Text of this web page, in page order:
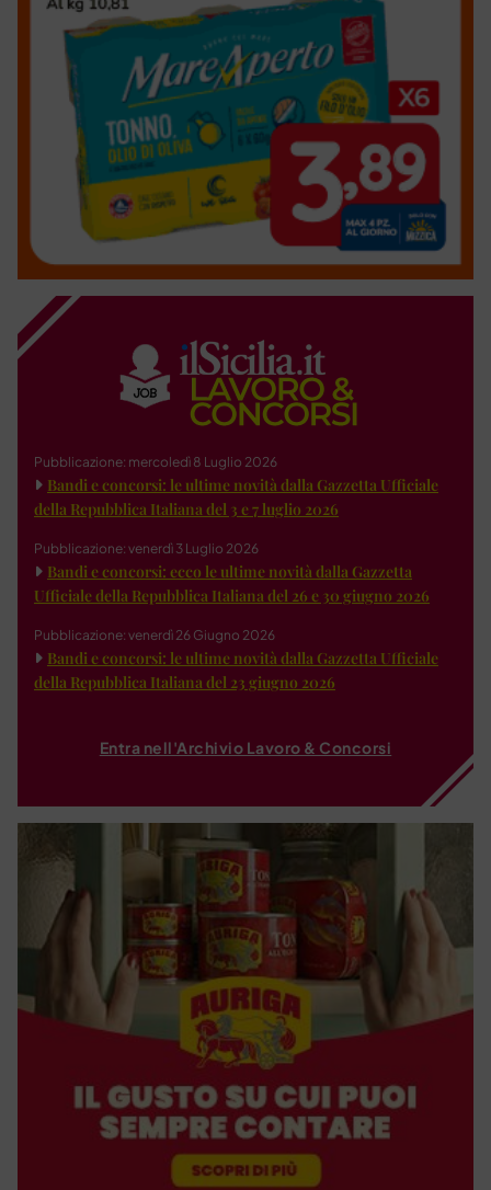
Pubblicazione: mercoledì 8 Luglio 2026
Bandi e concorsi: le ultime novità dalla Gazzetta Ufficiale
della Repubblica Italiana del 3 e 7 luglio 2026
Pubblicazione: venerdì 3 Luglio 2026
Bandi e concorsi: ecco le ultime novità dalla Gazzetta
Ufficiale della Repubblica Italiana del 26 e 30 giugno 2026
Pubblicazione: venerdì 26 Giugno 2026
Bandi e concorsi: le ultime novità dalla Gazzetta Ufficiale
della Repubblica Italiana del 23 giugno 2026
Entra nell'Archivio Lavoro & Concorsi